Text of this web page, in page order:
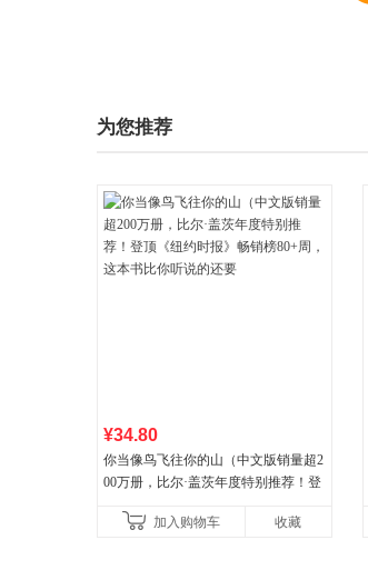
为您推荐
¥34.80
你当像鸟飞往你的山（中文版销量超2
00万册，比尔·盖茨年度特别推荐！登
比你听说的还要
加入购物车 收藏